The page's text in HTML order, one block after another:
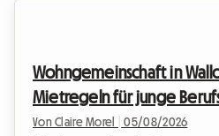
Wohngemeinschaft in
Mietregeln für junge
Von Claire Morel 05/08/2026